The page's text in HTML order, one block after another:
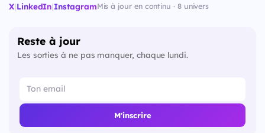
X|LinkedIn|InstagramMis à jour en continu · 8 univers
Reste à jour
Les sorties à ne pas manquer, chaque lundi.
M'inscrire